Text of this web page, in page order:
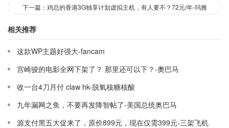
下一篇：鸡总的香港3G独享计划虚拟主机，有人要不？72元/年-玛雅
相关推荐
这款WP主题好强大-fancam
宫崎骏的电影全网下架了？ 那里还可以下？-奧巴马
收一台4刀月付 claw hk-脱氧核糖核酸
九年漏网之鱼，不要再发降智帖了-美国总统奥巴马
源支付黑五大促来了，原价899元，现在仅需399元-三架飞机